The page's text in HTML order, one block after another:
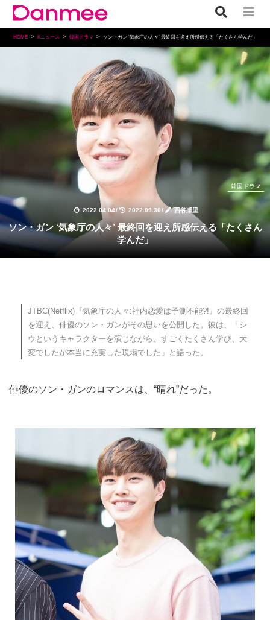
HOME Kニュース 韓国ドラマ ソン・ガン ‘気象庁の人々’ 最終回を迎え所感伝える「たくさん学んだ」
2022.04.04/ 2022.09.30/ 西谷瀬里
韓国ドラマ
ソン・ガン ‘気象庁の人々’ 最終回を迎え所感伝える「たくさん
学んだ」
JTBC(Netflix)『気象庁の人々:社内恋愛は予測不能?!』の最終回
を迎え、俳優のソン・ガンがその思いを公開した。彼は、「シ
ウというキャラクターを演じながら、すごくたくさん学び、大
変でしたが本当に充実した現場でした」と語った。
俳優のソン・ガンのロマンスは、“晴れ”だった。